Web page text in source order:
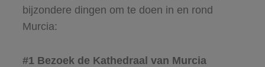
bijzondere dingen om te doen in en rond
Murcia:
#1 Bezoek de Kathedraal van Murcia